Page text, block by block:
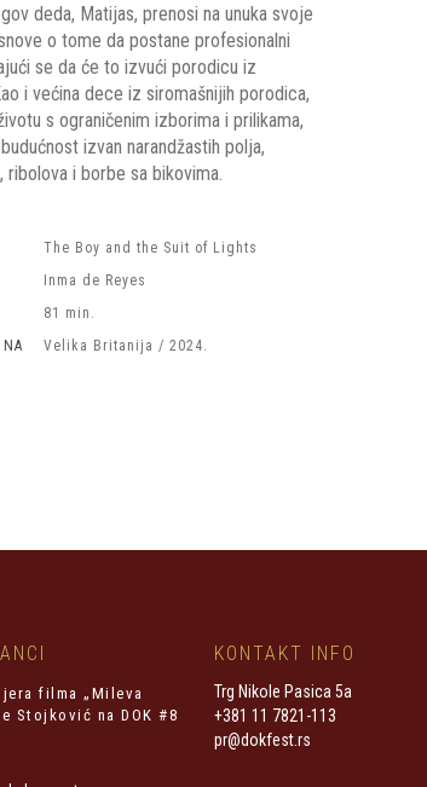
deda, Matijas, prenosi na unuka svoje
o tome da postane profesionalni
se da će to izvući porodicu iz
i većina dece iz siromašnijih porodica,
s ograničenim izborima i prilikama,
izvan narandžastih polja,
ribolova i borbe sa bikovima.
The Boy and the Suit of Lights
Inma de Reyes
81 min.
Velika Britanija / 2024.
filma „Mileva
Stojković na DOK #8
KONTAKT INFO
Trg Nikole Pasica 5a
+381 11 7821-113
pr@dokfest.rs